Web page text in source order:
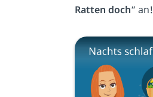
Ratten doch“ an!